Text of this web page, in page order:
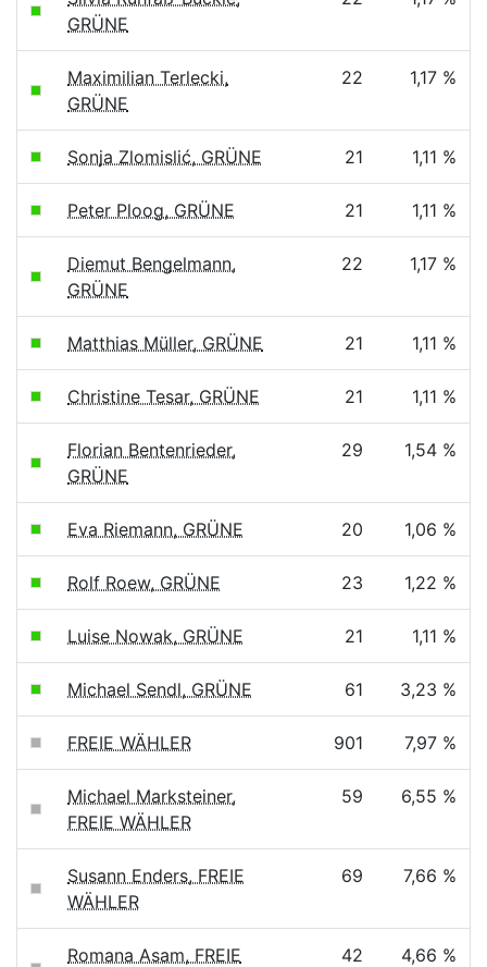
GRÜNE
Maximilian Terlecki,
GRÜNE
22 1,17 %
Sonja Zlomislić, GRÜNE 21 1,11 %
Peter Ploog, GRÜNE 21 1,11 %
Diemut Bengelmann,
GRÜNE
22 1,17 %
Matthias Müller, GRÜNE 21 1,11 %
Christine Tesar, GRÜNE 21 1,11 %
Florian Bentenrieder,
GRÜNE
29 1,54 %
Eva Riemann, GRÜNE 20 1,06 %
Rolf Roew, GRÜNE 23 1,22 %
Luise Nowak, GRÜNE 21 1,11 %
Michael Sendl, GRÜNE 61 3,23 %
FREIE WÄHLER 901 7,97 %
Michael Marksteiner,
FREIE WÄHLER
59 6,55 %
Susann Enders, FREIE
WÄHLER
69 7,66 %
Romana Asam, FREIE
42 4,66 %